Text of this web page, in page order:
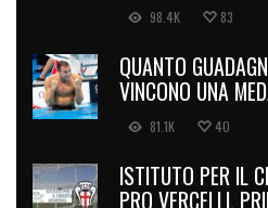
98.4K 83
QUANTO
VINCONO UNA
81.1K 40
ISTITUTO PER IL
PRO VERCELLI,